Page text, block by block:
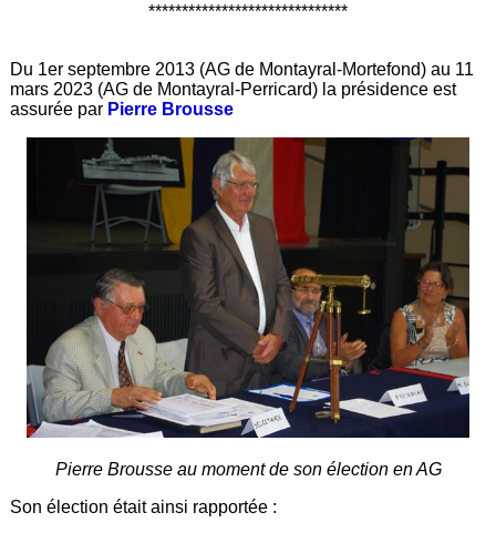
******************************
Du 1er septembre 2013 (AG de Montayral-Mortefond) au 11
mars 2023 (AG de Montayral-Perricard) la présidence est
assurée par Pierre Brousse
Pierre Brousse au moment de son élection en AG
Son élection était ainsi rapportée :